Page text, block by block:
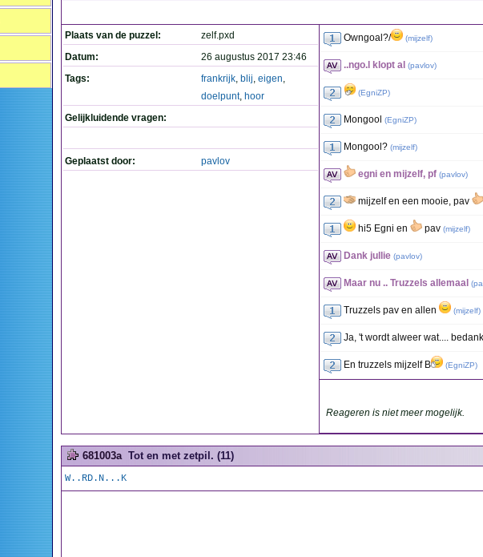
Plaats van de puzzel:
zelf.pxd
Datum:
26 augustus 2017 23:46
Tags:
frankrijk, blij, eigen,
doelpunt, hoor
Gelijkluidende vragen:
Geplaatst door: pavlov
Owngoal?/ (mijzelf)
..ngo.l klopt al (pavlov)
(EgniZP)
Mongool (EgniZP)
Mongool? (mijzelf)
egni en mijzelf, pf (pavlov)
mijzelf en een mooie, pav
hi5 Egni en pav (mijzelf)
Dank jullie (pavlov)
Maar nu .. Truzzels allemaal (
Truzzels pav en allen (mijzelf)
Ja, 't wordt alweer wat....
En truzzels mijzelf B (EgniZP)
Reageren is niet meer mogelijk.
681003a Tot en met zetpil. (11)
W..RD.N...K